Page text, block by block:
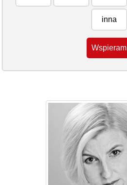
inna
Wspieram